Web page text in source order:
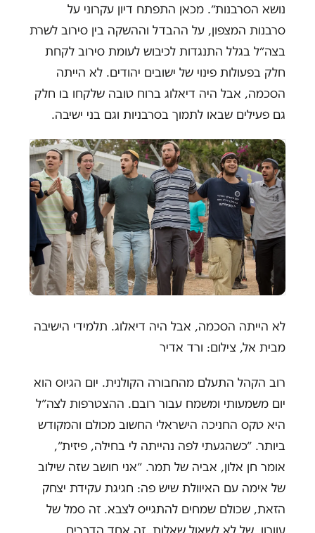
נושא הסרבנות״. מכאן התפתח דיון עקרוני על
סרבנות המצפון, על ההבדל וההשקה בין סירוב לשרת
בצה״ל בגלל התנגדות לכיבוש לעומת סירוב לקחת
חלק בפעולות פינוי של ישובים יהודים. לא הייתה
הסכמה, אבל היה דיאלוג ברוח טובה שלקחו בו חלק
גם פעילים שבאו לתמוך בסרבניות וגם בני ישיבה.
לא הייתה הסכמה, אבל היה דיאלוג. תלמידי הישיבה
מבית אל, צילום: ורד אדיר
רוב הקהל התעלם מהחבורה הקולנית. יום הגיוס הוא
יום משמעותי ומשמח עבור רובם. ההצטרפות לצה״ל
היא טקס החניכה הישראלי החשוב מכולם והמקודש
ביותר. ״כשהגעתי לפה נהייתה לי בחילה, פיזית״,
אומר חן אלון, אביה של תמר. ״אני חושב שזה שילוב
של אימה עם האיוולת שיש פה: חגיגת עקידת יצחק
הזאת, שכולם שמחים להתגייס לצבא. זה סמל של